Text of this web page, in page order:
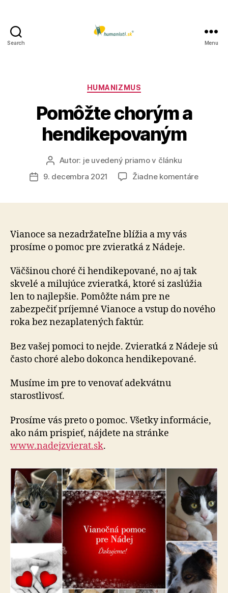
Search Menu
Kategórie
HUMANIZMUS
Pomôžte chorým a
hendikepovaným
Autor
článku
Autor: je uvedený priamo v článku
Dátum
9. decembra 2021 Žiadne komentárena
Vianoce sa nezadržateľne blížia a my vás
prosíme o pomoc pre zvieratká z Nádeje.
Väčšinou choré či hendikepované, no aj tak
skvelé a milujúce zvieratká, ktoré si zaslúžia
len to najlepšie. Pomôžte nám pre ne
zabezpečiť príjemné Vianoce a vstup do nového
roka bez nezaplatených faktúr.
Bez vašej pomoci to nejde. Zvieratká z Nádeje sú
často choré alebo dokonca hendikepované.
Musíme im pre to venovať adekvátnu
starostlivosť.
Prosíme vás preto o pomoc. Všetky informácie,
ako nám prispieť, nájdete na stránke
www.nadejzvierat.sk.